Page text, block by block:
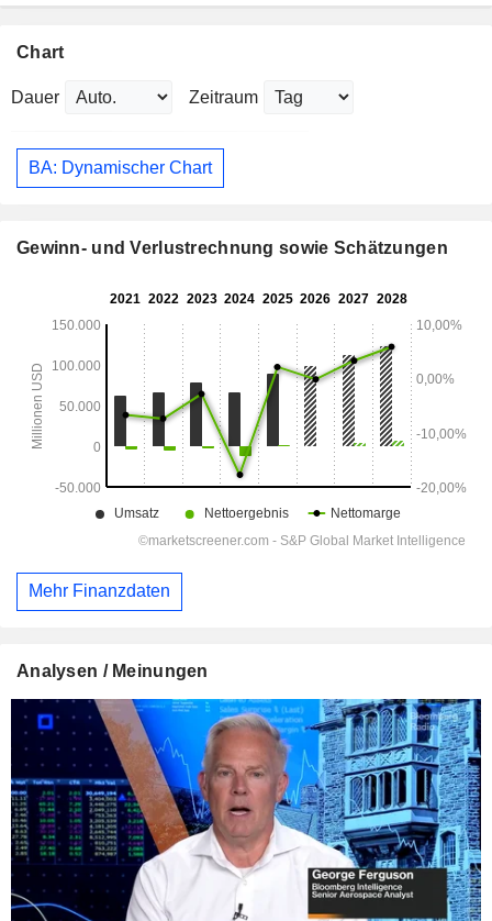
Chart
Dauer Zeitraum
BA: Dynamischer Chart
Gewinn- und Verlustrechnung sowie Schätzungen
Mehr Finanzdaten
Analysen / Meinungen